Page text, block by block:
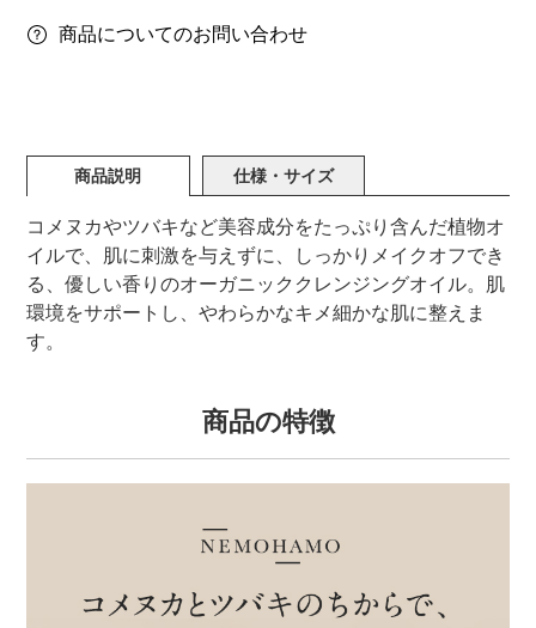
商品についてのお問い合わせ
商品説明 仕様・サイズ
コメヌカやツバキなど美容成分をたっぷり含んだ植物オ
イルで、肌に刺激を与えずに、しっかりメイクオフでき
る、優しい香りのオーガニッククレンジングオイル。肌
環境をサポートし、やわらかなキメ細かな肌に整えま
す。
商品の特徴